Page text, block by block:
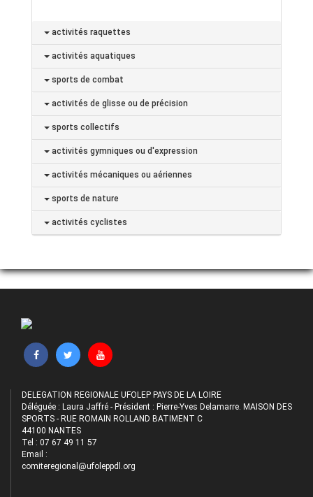
activités raquettes
activités aquatiques
sports de combat
activités de glisse ou de précision
sports collectifs
activités gymniques ou d'expression
activités mécaniques ou aériennes
sports de nature
activités cyclistes
DELEGATION REGIONALE UFOLEP PAYS DE LA LOIRE
Déléguée : Laura Jaffré - Président : Pierre-Yves Delamarre. MAISON DES
SPORTS - RUE ROMAIN ROLLAND BATIMENT C
44100 NANTES
Tel : 07 67 49 11 57
Email :
comiteregional@ufoleppdl.org